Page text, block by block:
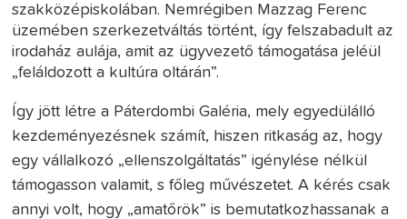
szakközépiskolában. Nemrégiben Mazzag Ferenc
üzemében szerkezetváltás történt, így felszabadult az
irodaház aulája, amit az ügyvezető támogatása jeléül
„feláldozott a kultúra oltárán”.
Így jött létre a Páterdombi Galéria, mely egyedülálló
kezdeményezésnek számít, hiszen ritkaság az, hogy
egy vállalkozó „ellenszolgáltatás” igénylése nélkül
támogasson valamit, s főleg művészetet. A kérés csak
annyi volt, hogy „amatőrök” is bemutatkozhassanak a